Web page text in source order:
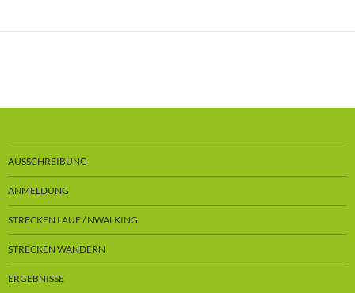
AUSSCHREIBUNG
ANMELDUNG
STRECKEN LAUF / NWALKING
STRECKEN WANDERN
ERGEBNISSE